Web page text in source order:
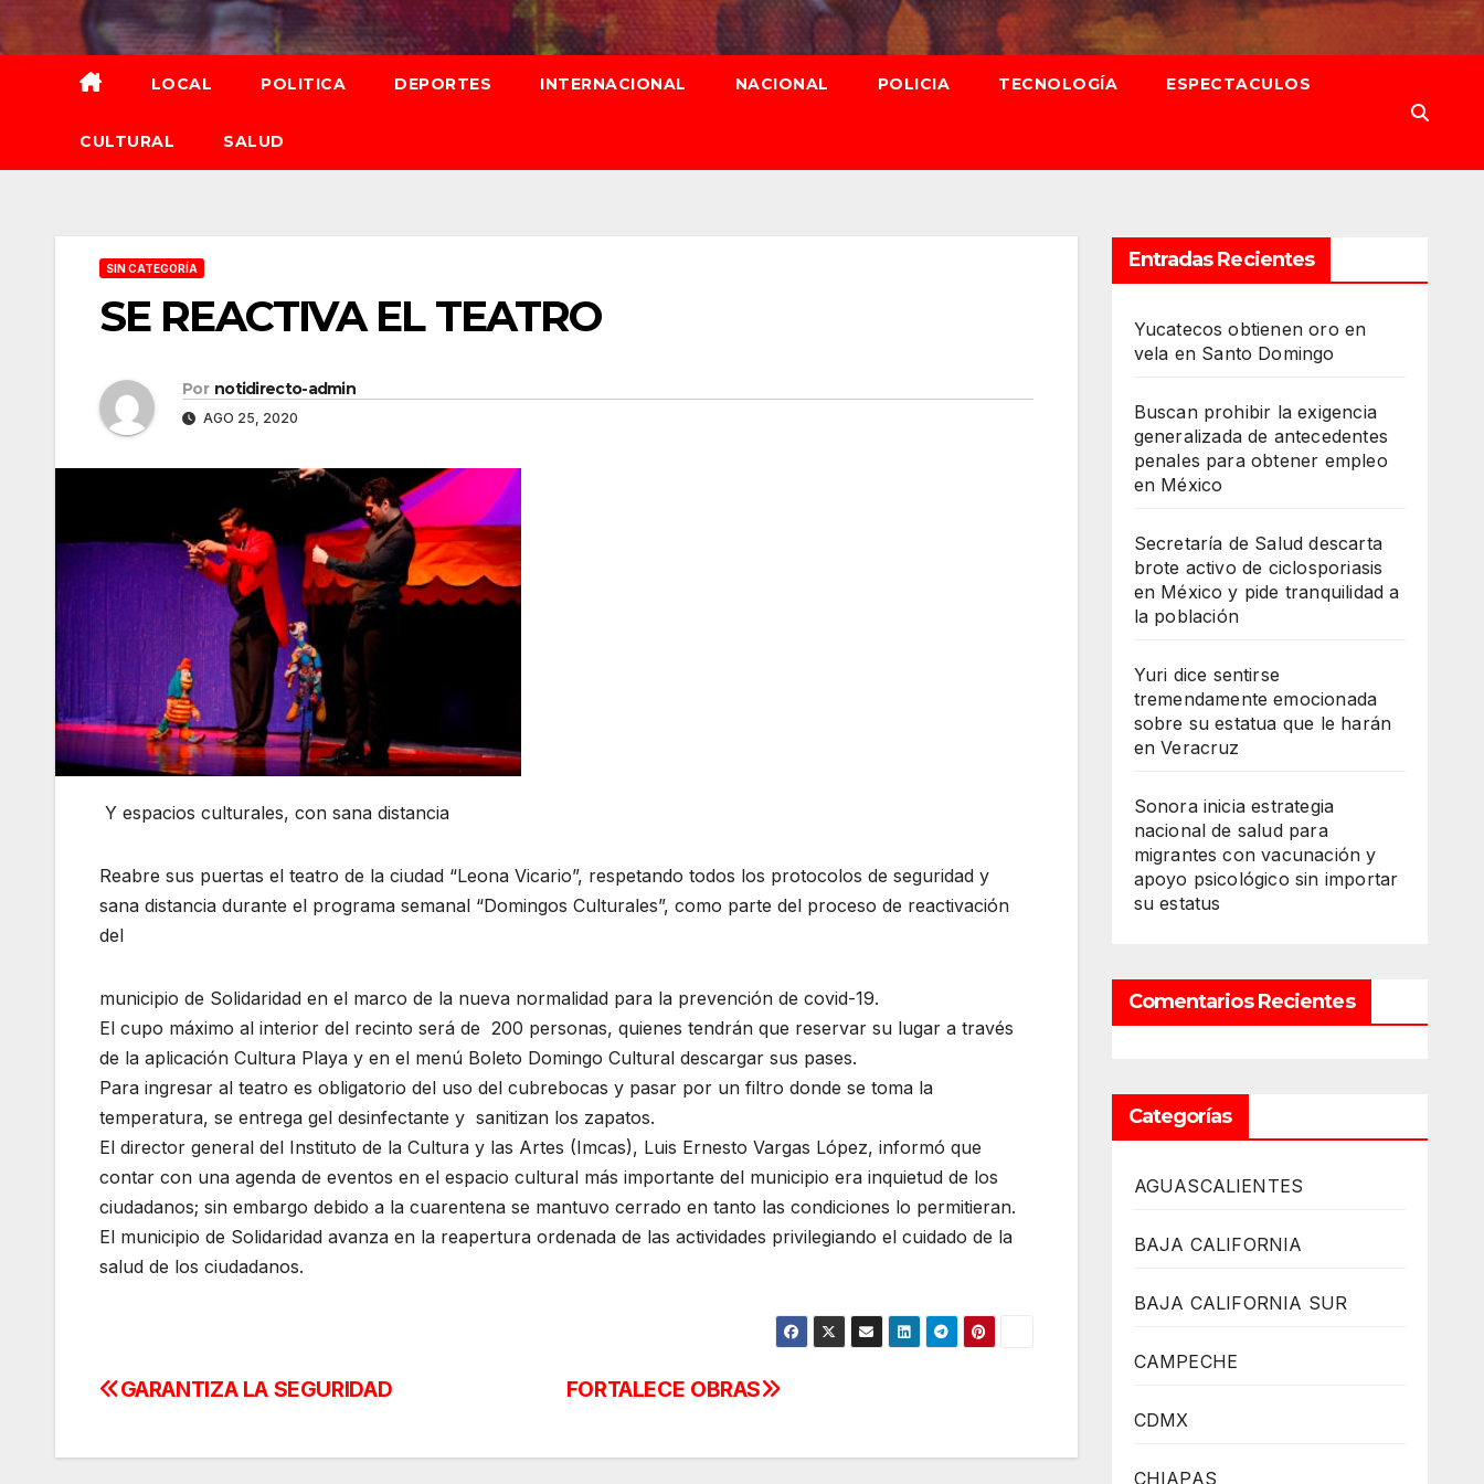
al
contenido
LOCAL POLITICA DEPORTES INTERNACIONAL NACIONAL POLICIA TECNOLOGÍA ESPECTACULOS
CULTURAL SALUD
SIN CATEGORÍA
SE REACTIVA EL TEATRO
Por notidirecto-admin
AGO 25, 2020
Y espacios culturales, con sana distancia
Reabre sus puertas el teatro de la ciudad “Leona Vicario”, respetando todos los protocolos de seguridad y
sana distancia durante el programa semanal “Domingos Culturales”, como parte del proceso de reactivación
del
municipio de Solidaridad en el marco de la nueva normalidad para la prevención de covid-19.
El cupo máximo al interior del recinto será de 200 personas, quienes tendrán que reservar su lugar a través
de la aplicación Cultura Playa y en el menú Boleto Domingo Cultural descargar sus pases.
Para ingresar al teatro es obligatorio del uso del cubrebocas y pasar por un filtro donde se toma la
temperatura, se entrega gel desinfectante y sanitizan los zapatos.
El director general del Instituto de la Cultura y las Artes (Imcas), Luis Ernesto Vargas López, informó que
contar con una agenda de eventos en el espacio cultural más importante del municipio era inquietud de los
ciudadanos; sin embargo debido a la cuarentena se mantuvo cerrado en tanto las condiciones lo permitieran.
El municipio de Solidaridad avanza en la reapertura ordenada de las actividades privilegiando el cuidado de la
salud de los ciudadanos.
Navegación
FORTALECE OBRAS
GARANTIZA LA SEGURIDAD
Entradas Recientes
Yucatecos obtienen oro en
vela en Santo Domingo
Buscan prohibir la exigencia
generalizada de antecedentes
penales para obtener empleo
en México
Secretaría de Salud descarta
brote activo de ciclosporiasis
en México y pide tranquilidad a
la población
Yuri dice sentirse
tremendamente emocionada
sobre su estatua que le harán
en Veracruz
Sonora inicia estrategia
nacional de salud para
migrantes con vacunación y
apoyo psicológico sin importar
su estatus
Comentarios Recientes
Categorías
AGUASCALIENTES
BAJA CALIFORNIA
BAJA CALIFORNIA SUR
CAMPECHE
CDMX
CHIAPAS